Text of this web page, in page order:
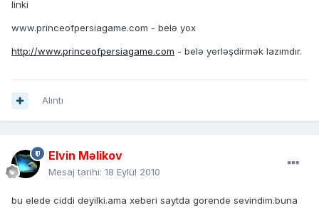
linki
www.princeofpersiagame.com - belə yox
http://www.princeofpersiagame.com - belə yerləşdirmək lazımdır.
Alıntı
Elvin Məlikov
Mesaj tarihi: 18 Eylül 2010
bu elede ciddi deyilki.ama xeberi saytda gorende sevindim.buna